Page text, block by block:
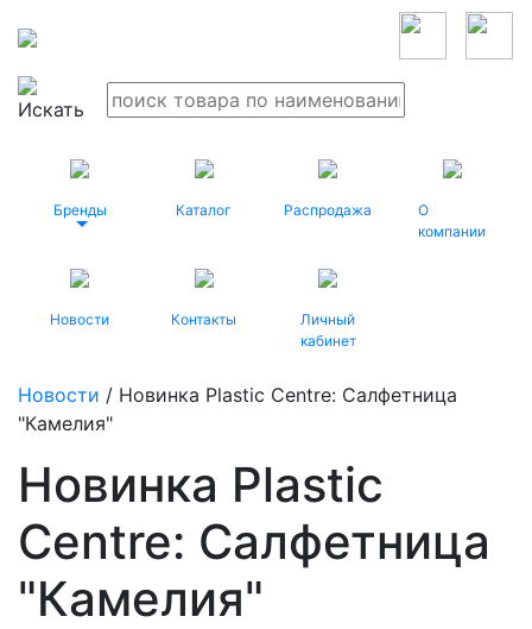
Бренды Каталог Распродажа
О
компании
Новости Контакты
Личный
кабинет
Новости / Новинка Plastic Centre: Салфетница
"Камелия"
Новинка Plastic
Centre: Салфетница
"Камелия"